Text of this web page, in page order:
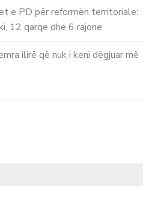
e PD për reformën territoriale:
12 qarqe dhe 6 rajone
ilirë që nuk i keni dëgjuar më